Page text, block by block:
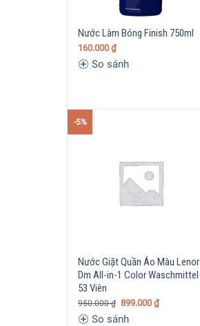
Nước Làm Bóng Finish 750ml
160.000 ₫
So sánh
-5%
Nước Giặt Quần Áo Màu Lenor
Dm All-in-1 Color Waschmittel
53 Viên
950.000₫ 899.000 ₫
So sánh